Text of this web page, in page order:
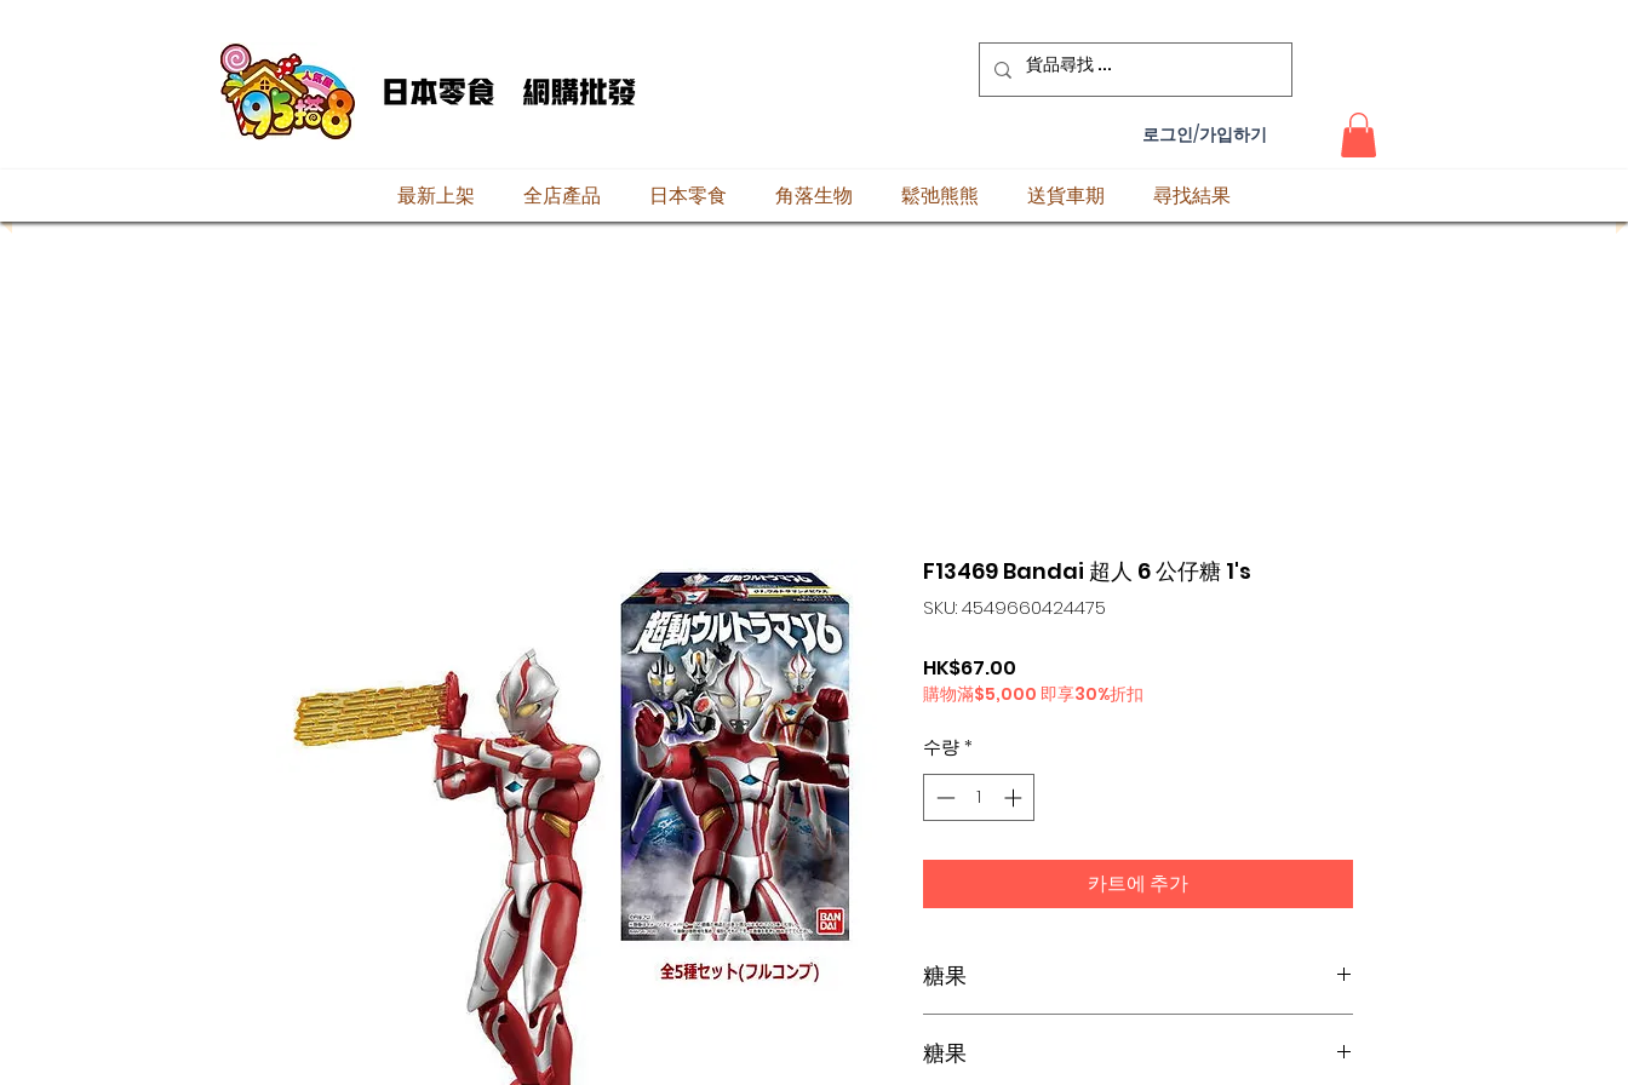
로그인/가입하기
最新上架 全店產品 日本零食 角落生物 鬆弛熊熊 送貨車期 尋找結果
F13469 Bandai 超人 6 公仔糖 1's
SKU: 4549660424475
HK$67.00
격
購物滿$5,000 即享30%折扣
수량*
카트에 추가
糖果
糖果